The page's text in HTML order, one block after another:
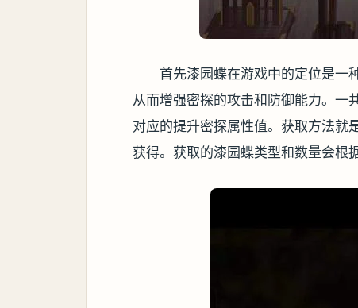
首先漆园蝶在游戏中的定位是一
从而增强密探的攻击和防御能力。一
对应的提升密探属性值。获取方法就
获得。获取的漆园蝶类型和数量会根